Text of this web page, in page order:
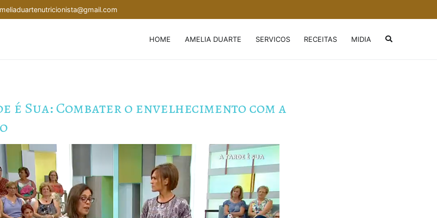
HOME AMELIA DUARTE SERVICOS RECEITAS MIDIA
é Sua: Combater o envelhecimento com a